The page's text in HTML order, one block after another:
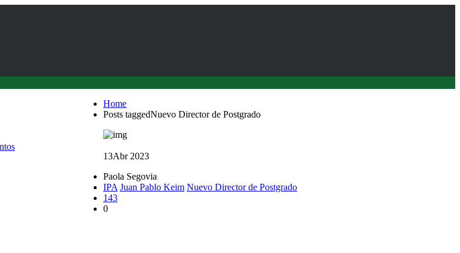
Home
Posts taggedNuevo Director de Postgrado
13Abr 2023
Paola Segovia
IPA Juan Pablo Keim Nuevo Director de Postgrado
143
0